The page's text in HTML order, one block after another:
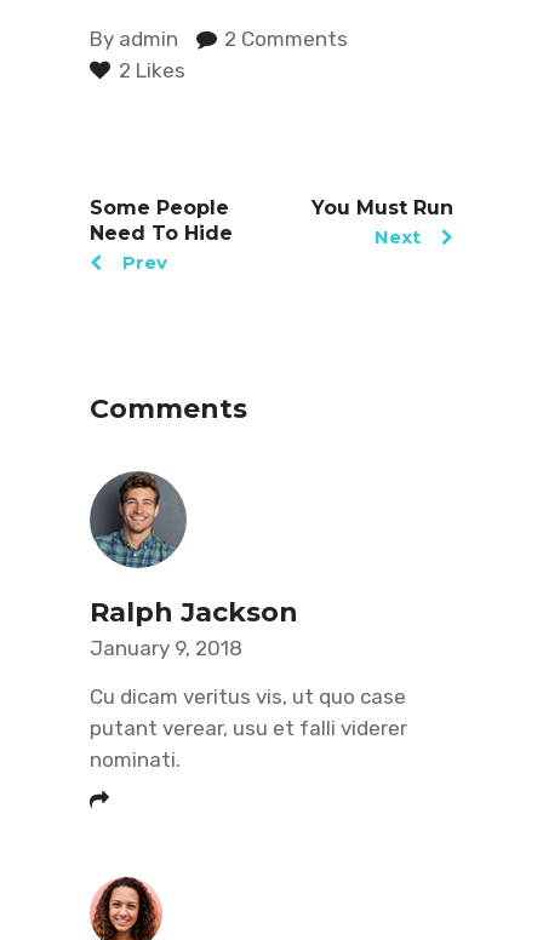
By admin
2 Comments
2 Likes
Some People
Need To Hide
Prev
You Must Run
Next
Comments
Ralph Jackson
January 9, 2018
Cu dicam veritus vis, ut quo case
putant verear, usu et falli viderer
nominati.